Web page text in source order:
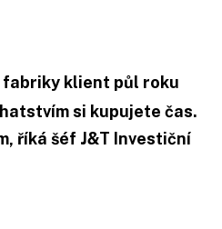
fabriky klient půl roku
si kupujete čas.
říká šéf J&T Investiční